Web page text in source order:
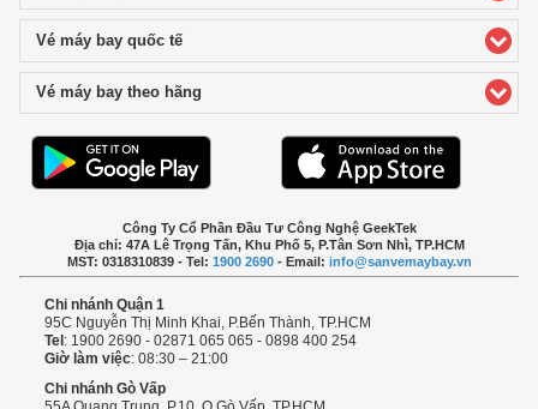
Vé máy bay quốc tếclick to expand contents
Vé máy bay theo hãng
Công Ty Cổ Phần Đầu Tư Công Nghệ GeekTek
Địa chỉ: 47A Lê Trọng Tấn, Khu Phố 5, P.Tân Sơn Nhì, TP.HCM
MST: 0318310839 - Tel: 1900 2690- Email: info@sanvemaybay.vn
Chi nhánh Quận 1
95C Nguyễn Thị Minh Khai, P.Bến Thành, TP.HCM
Tel: 1900 2690 - 02871 065 065 - 0898 400 254
Giờ làm việc: 08:30 – 21:00
Chi nhánh Gò Vấp